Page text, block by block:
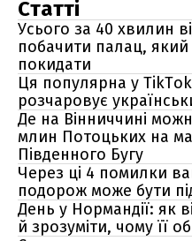
Статті
Усього за 40 хвилин
побачити палац,
покидати
Ця популярна у
розчаровує
Де на Вінниччині
млин Потоцьких на
Південного Бугу
Через ці 4 помилки
подорож може бути
День у Нормандії: як
й зрозуміти, чому її